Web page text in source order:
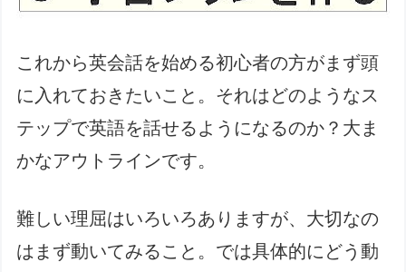
これから英会話を始める初心者の方がまず頭
に入れておきたいこと。それはどのようなス
テップで英語を話せるようになるのか？大ま
かなアウトラインです。
難しい理屈はいろいろありますが、大切なの
はまず動いてみること。では具体的にどう動